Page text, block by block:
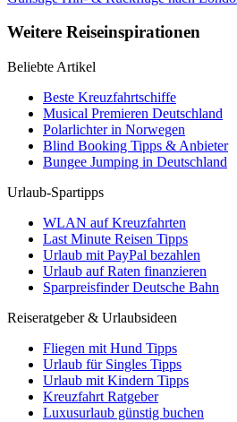
Weitere Reiseinspirationen
Beliebte Artikel
Beste Kreuzfahrtschiffe
Musical Premieren Deutschland
Polarlichter in Norwegen
Blind Booking Tipps & Anbieter
Bungee Jumping in Deutschland
Urlaub-Spartipps
WLAN auf Kreuzfahrten
Last Minute Reisen Tipps
Urlaub mit PayPal bezahlen
Urlaub auf Raten finanzieren
Sparpreisfinder Deutsche Bahn
Reiseratgeber & Urlaubsideen
Fliegen mit Hund Tipps
Urlaub für Singles Tipps
Urlaub mit Kindern Tipps
Kreuzfahrt Ratgeber
Luxusurlaub günstig buchen